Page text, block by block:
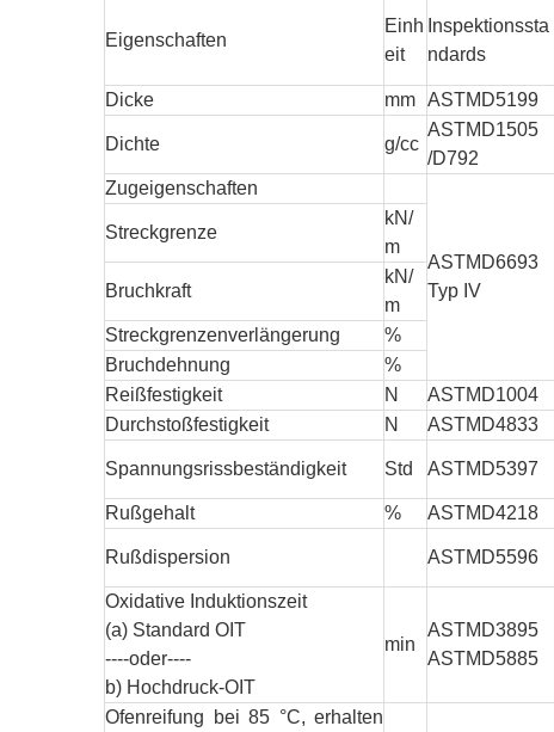
Eigenschaften
Einh
eit
Inspektionssta
ndards
Dicke
mm ASTMD5199
Dichte g/cc
ASTMD1505
/D792
Zugeigenschaften
ASTMD6693
Typ IV
Streckgrenze
kN/
m
Bruchkraft
kN/
m
Streckgrenzenverlängerung %
Bruchdehnung
%
Reißfestigkeit
N ASTMD1004
Durchstoßfestigkeit
N ASTMD4833
Spannungsrissbeständigkeit Std ASTMD5397
Rußgehalt
% ASTMD4218
Rußdispersion ASTMD5596
Oxidative Induktionszeit
(a) Standard OIT
----oder----
b) Hochdruck-OIT
min
ASTMD3895
ASTMD5885
Ofenreifung bei 85 °C, erhalten